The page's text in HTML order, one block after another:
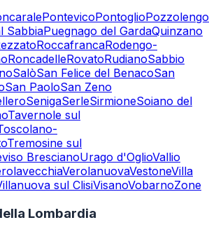
PontevicoPontoglioPozzolengo
SabbiaPuegnago del GardaQuinzano
RoccafrancaRodengo-
RoncadelleRovatoRudianoSabbio
SalòSan Felice del BenacoSan
San PaoloSan Zeno
SenigaSerleSirmioneSoiano del
Tavernole sul
Tremosine sul
BrescianoUrago d'OglioVallio
VerolanuovaVestoneVilla
sul ClisiVisanoVobarnoZone
Lombardia